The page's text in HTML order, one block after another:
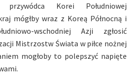
Korei Południowej
mógłby wraz z Koreą Północną i
wschodniej Azji zgłosić
Mistrzostw Świata w piłce nożnej
mogłoby to polepszyć napięte